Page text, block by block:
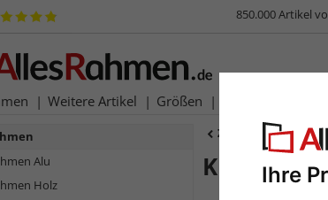
Ihre
850.000 Artikel
Weitere Artikel Größen
Zurück |
Alu
Holz